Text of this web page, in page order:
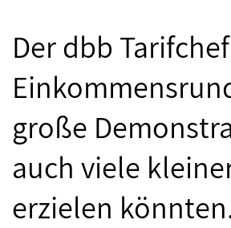
Der dbb
große
auch viele
erzielen